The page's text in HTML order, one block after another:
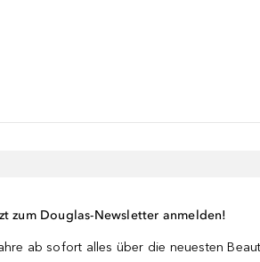
zum Douglas-Newsletter anmelden!
ab sofort alles über die neuesten